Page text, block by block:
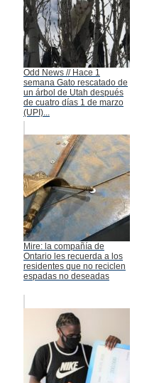
Odd News // Hace 1
semana Gato rescatado de
un árbol de Utah después
de cuatro días 1 de marzo
(UPI)...
Mire: la compañía de
Ontario les recuerda a los
residentes que no reciclen
espadas no deseadas